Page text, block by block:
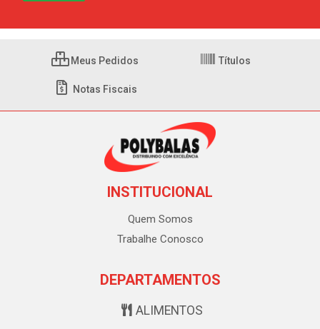
Meus Pedidos Títulos
Notas Fiscais
INSTITUCIONAL
Quem Somos
Trabalhe Conosco
DEPARTAMENTOS
ALIMENTOS